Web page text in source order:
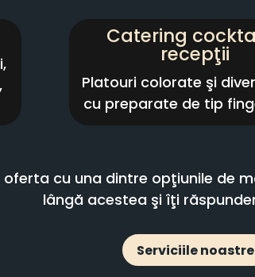
Catering
recepţii
Platouri colorate şi
cu preparate de tip
cu una dintre opţiunile de
lângă acestea şi îţi
Serviciile noastre